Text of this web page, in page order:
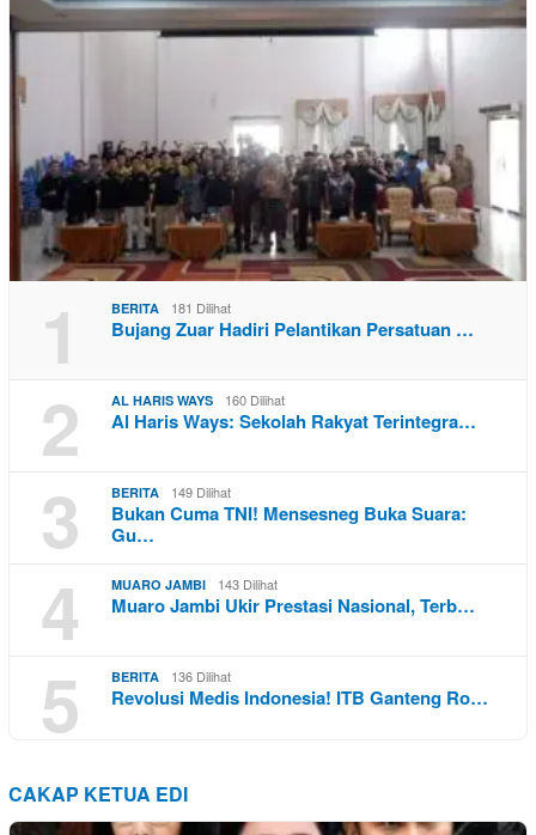
1 BERITA 181 Dilihat
Bujang Zuar Hadiri Pelantikan Persatuan …
2 AL HARIS WAYS 160 Dilihat
Al Haris Ways: Sekolah Rakyat Terintegra…
3 BERITA 149 Dilihat
Bukan Cuma TNI! Mensesneg Buka Suara:
Gu…
4 MUARO JAMBI 143 Dilihat
Muaro Jambi Ukir Prestasi Nasional, Terb…
5 BERITA 136 Dilihat
Revolusi Medis Indonesia! ITB Ganteng Ro…
CAKAP KETUA EDI